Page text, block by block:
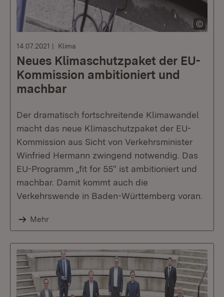
14.07.2021 Klima
Neues Klimaschutzpaket der EU-
Kommission ambitioniert und
machbar
Der dramatisch fortschreitende Klimawandel
macht das neue Klimaschutzpaket der EU-
Kommission aus Sicht von Verkehrsminister
Winfried Hermann zwingend notwendig. Das
EU-Programm „fit for 55“ ist ambitioniert und
machbar. Damit kommt auch die
Verkehrswende in Baden-Württemberg voran.
Mehr